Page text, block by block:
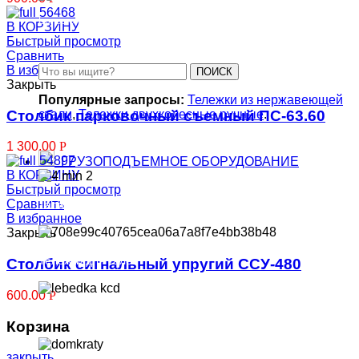
Большегрузные чугунные колеса
ПОИСК
Популярные запросы: Тележки из нержавеющей
стали,Тележки двухколесные ручные.
ГРУЗОПОДЪЕМНОЕ ОБОРУДОВАНИЕ
Тали
Тележки для талей
В КОРЗИНУ
Быстрый просмотр
Сравнить
В избранное
Закрыть
Столбик парковочный съемный ПС-63.60
1 300.00 Р
В КОРЗИНУ
Быстрый просмотр
Сравнить
В избранное
Закрыть
Столбик сигнальный упругий ССУ-480
600.00Р
Корзина